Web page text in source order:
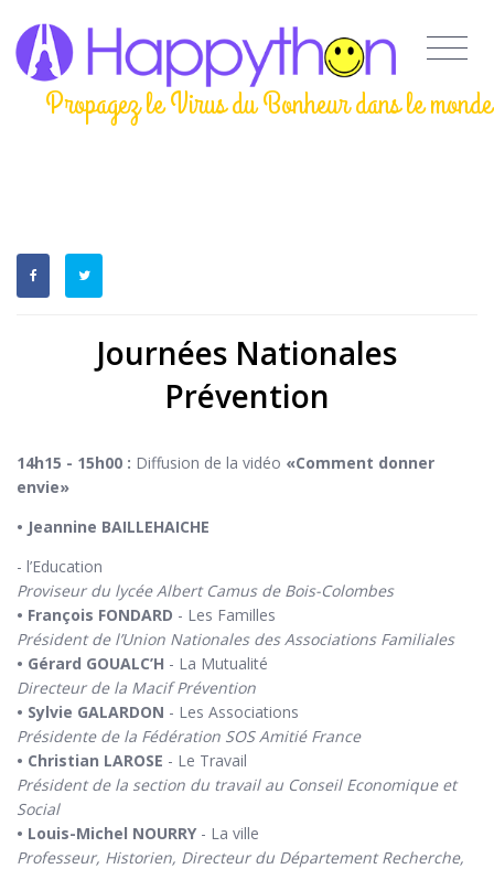
Propagez le Virus du Bonheur dans le monde
Journées Nationales
Prévention
14h15 - 15h00 : Diffusion de la vidéo «Comment donner
envie»
• Jeannine BAILLEHAICHE
- l’Education
Proviseur du lycée Albert Camus de Bois-Colombes
• François FONDARD - Les Familles
Président de l’Union Nationales des Associations Familiales
• Gérard GOUALC’H - La Mutualité
Directeur de la Macif Prévention
• Sylvie GALARDON - Les Associations
Présidente de la Fédération SOS Amitié France
• Christian LAROSE - Le Travail
Président de la section du travail au Conseil Economique et
Social
• Louis-Michel NOURRY - La ville
Professeur, Historien, Directeur du Département Recherche,